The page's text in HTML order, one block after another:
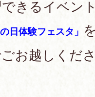
陸援隊 会員限定
きるイベン
日体験フェスタ」
お越しくだ